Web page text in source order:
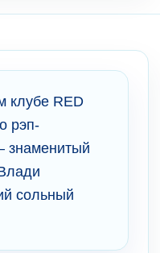
клубе RED
рэп-
знаменитый
сольный